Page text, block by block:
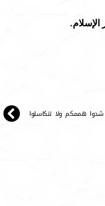
شدوا هممكم ولا تتكاسلوا